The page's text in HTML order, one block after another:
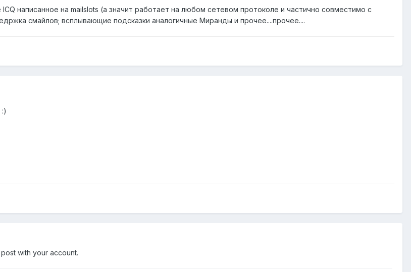
написанное на mailslots (а значит работает на любом сетевом протоколе и частично совместимо с
смайлов; всплывающие подсказки аналогичные Миранды и прочее....прочее....
with your account.